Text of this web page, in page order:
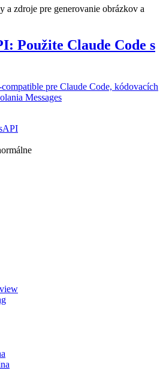
a zdroje pre generovanie obrázkov a
Použite Claude Code s
pre Claude Code, kódovacích
Messages
API